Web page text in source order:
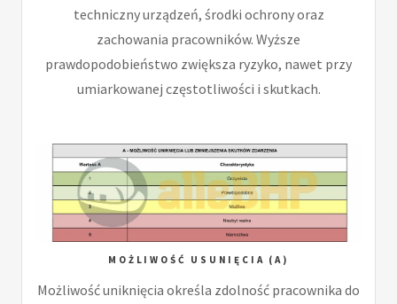
techniczny urządzeń, środki ochrony oraz
zachowania pracowników. Wyższe
prawdopodobieństwo zwiększa ryzyko, nawet przy
umiarkowanej częstotliwości i skutkach.
MOŻLIWOŚĆ USUNIĘCIA (A)
Możliwość uniknięcia określa zdolność pracownika do